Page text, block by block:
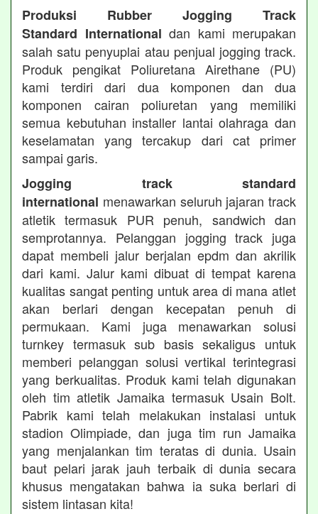
Produksi Rubber Jogging Track
Standard International dan kami merupakan
salah satu penyuplai atau penjual jogging track.
Produk pengikat Poliuretana Airethane (PU)
kami terdiri dari dua komponen dan dua
komponen cairan poliuretan yang memiliki
semua kebutuhan installer lantai olahraga dan
keselamatan yang tercakup dari cat primer
sampai garis.
Jogging track standard
international menawarkan seluruh jajaran track
atletik termasuk PUR penuh, sandwich dan
semprotannya. Pelanggan jogging track juga
dapat membeli jalur berjalan epdm dan akrilik
dari kami. Jalur kami dibuat di tempat karena
kualitas sangat penting untuk area di mana atlet
akan berlari dengan kecepatan penuh di
permukaan. Kami juga menawarkan solusi
turnkey termasuk sub basis sekaligus untuk
memberi pelanggan solusi vertikal terintegrasi
yang berkualitas. Produk kami telah digunakan
oleh tim atletik Jamaika termasuk Usain Bolt.
Pabrik kami telah melakukan instalasi untuk
stadion Olimpiade, dan juga tim run Jamaika
yang menjalankan tim teratas di dunia. Usain
baut pelari jarak jauh terbaik di dunia secara
khusus mengatakan bahwa ia suka berlari di
sistem lintasan kita!